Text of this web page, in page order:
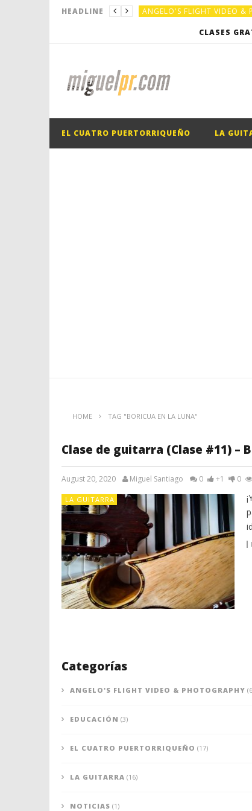
HEADLINE ANGELO'S FLIGHT VIDEO &
ANGELO'S FLIGHT VIDEO &
EL CUATRO
CLASES
EL CUATRO PUERTORRIQUEÑO LA
HOME TAG "BORICUA EN LA LUNA"
Clase de guitarra (Clase #11) –
August 20, 2020 Miguel Santiago 0 +1 0
LA GUITARRA
Categorías
ANGELO'S FLIGHT VIDEO & PHOTOGRAPHY
EDUCACIÓN (3)
EL CUATRO PUERTORRIQUEÑO (17)
LA GUITARRA (16)
NOTICIAS (1)